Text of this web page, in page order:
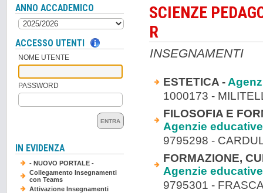
SCIENZE
R
INSEGNAMENTI
ESTETICA -
1000173 -
FILOSOFIA E
Agenzie
9795298 -
FORMAZIONE,
Agenzie
9795301 -
ANNO ACCADEMICO
ACCESSO UTENTI
NOME UTENTE
PASSWORD
ENTRA
IN EVIDENZA
- NUOVO PORTALE -
Collegamento Insegnamenti
con Teams
Attivazione Insegnamenti